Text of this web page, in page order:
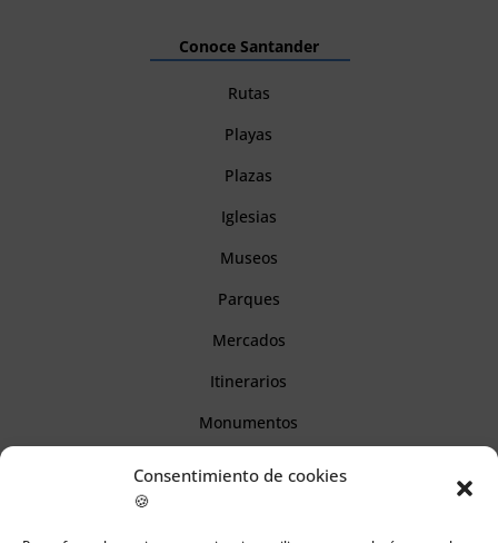
Consentimiento de cookies
🍪
Conoce Santander
Rutas
Playas
Plazas
Iglesias
Museos
Parques
Mercados
Itinerarios
Monumentos